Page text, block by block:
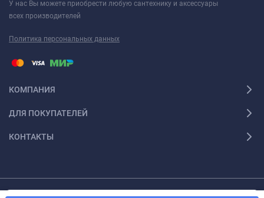
У нас Вы можете приобрести любую сантехнику и аксессуары
всех производителей
Политика персональных данных
КОМПАНИЯ
ДЛЯ ПОКУПАТЕЛЕЙ
КОНТАКТЫ